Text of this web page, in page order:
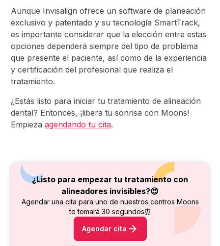
Aunque Invisalign ofrece un software de planeación
exclusivo y patentado y su tecnología SmartTrack,
es importante considerar que la elección entre estas
opciones dependerá siempre del tipo de problema
que presente el paciente, así como de la experiencia
y certificación del profesional que realiza el
tratamiento.
¿Estás listo para iniciar tu tratamiento de alineación
dental? Entonces, ¡libera tu sonrisa con Moons!
Empiezaagendando tu cita.
¿Listo para empezar tu tratamiento con
alineadores invisibles?😍
Agendar una cita para uno de nuestros centros Moons
te tomará 30 segundos⏰
Agendar cita